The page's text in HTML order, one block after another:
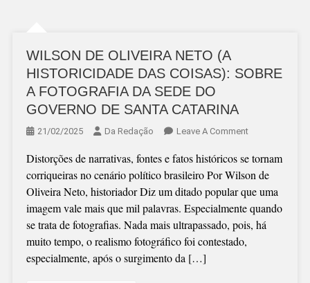
WILSON DE OLIVEIRA NETO (A
HISTORICIDADE DAS COISAS): SOBRE
A FOTOGRAFIA DA SEDE DO
GOVERNO DE SANTA CATARINA
21/02/2025 Da Redação Leave A CommentOn
DE
OLIVEIRA
NETO
(A
Distorções de narrativas, fontes e fatos históricos se tornam
corriqueiras no cenário político brasileiro Por Wilson de
Oliveira Neto, historiador Diz um ditado popular que uma
imagem vale mais que mil palavras. Especialmente quando
se trata de fotografias. Nada mais ultrapassado, pois, há
muito tempo, o realismo fotográfico foi contestado,
especialmente, após o surgimento da […]